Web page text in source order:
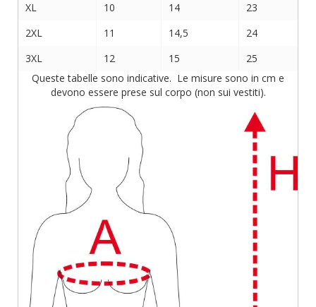
XL
10 14
23
2XL
11 14,5
24
3XL
12 15
25
Queste tabelle sono indicative. Le misure sono in cm e
devono essere prese sul corpo (non sui vestiti).